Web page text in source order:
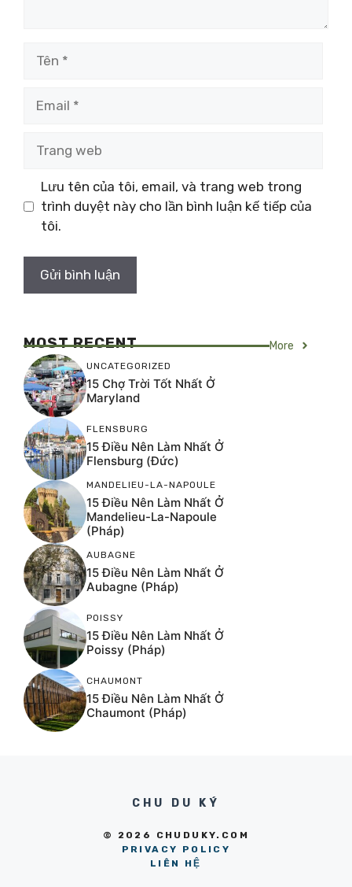
Lưu tên của tôi, email, và trang web trong
trình duyệt này cho lần bình luận kế tiếp của
tôi.
MOST RECENT More
UNCATEGORIZED
15 Chợ Trời Tốt Nhất Ở
Maryland
FLENSBURG
15 Điều Nên Làm Nhất Ở
Flensburg (Đức)
MANDELIEU-LA-NAPOULE
15 Điều Nên Làm Nhất Ở
Mandelieu-La-Napoule
(Pháp)
AUBAGNE
15 Điều Nên Làm Nhất Ở
Aubagne (Pháp)
POISSY
15 Điều Nên Làm Nhất Ở
Poissy (Pháp)
CHAUMONT
15 Điều Nên Làm Nhất Ở
Chaumont (Pháp)
CHU DU KÝ
© 2026 CHUDUKY.COM
PRIVACY POLICY
LIÊN HỆ